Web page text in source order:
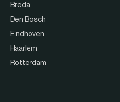
Breda
Den Bosch
Eindhoven
Haarlem
Rotterdam